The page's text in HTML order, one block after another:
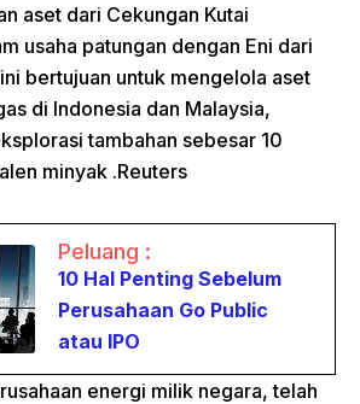
aset dari Cekungan Kutai
usaha patungan dengan Eni dari
bertujuan untuk mengelola aset
di Indonesia dan Malaysia,
tambahan sebesar 10
minyak .Reuters
Peluang :
10 Hal Penting Sebelum
Perusahaan Go Public
atau IPO
energi milik negara, telah